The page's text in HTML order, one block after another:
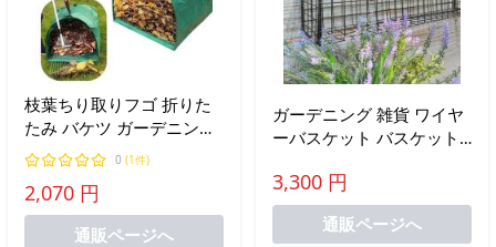
枝葉ちり取りフゴ 折りた
たみ バケツ ガーデニング
用具 無地 集草バッグ 収穫
袋 庭掃除 除草 園芸 剪定
落葉拾い コンパクト収納
シンプル 持ち運
0 (1件)
2,070 円
通販ページへ
ガーデニング 雑貨 ワイヤ
ーバスケット バスケット
ンティーク おしゃれ かわ
いい ワイヤーウォールバ
スケットM MT-3611-100
3,300 円
通販ページへ